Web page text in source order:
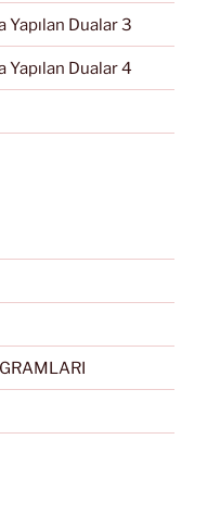
Yapılan Dualar 3
Yapılan Dualar 4